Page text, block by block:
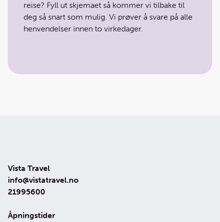
reise? Fyll ut skjemaet så kommer vi tilbake til
deg så snart som mulig. Vi prøver å svare på alle
henvendelser innen to virkedager.
Vista Travel
info@vistatravel.no
21995600
Åpningstider